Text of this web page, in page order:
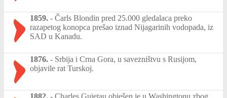
1859. - Čarls Blondin pred 25.000 gledalaca preko
razapetog konopca prešao iznad Nijagarinih vodopada, iz
SAD u Kanadu.
1876. - Srbija i Crna Gora, u savezništvu s Rusijom,
objavile rat Turskoj.
1882. - Charles Guietau obješen je u Washingtonu zbog